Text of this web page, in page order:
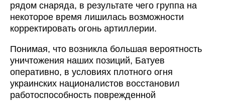
рядом снаряда, в результате чего группа на
некоторое время лишилась возможности
корректировать огонь артиллерии.
Понимая, что возникла большая вероятность
уничтожения наших позиций, Батуев
оперативно, в условиях плотного огня
украинских националистов восстановил
работоспособность поврежденной